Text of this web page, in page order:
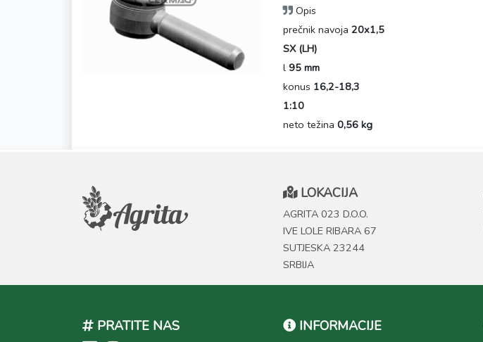
Opis
prečnik navoja 20x1,5
SX (LH)
l 95 mm
konus 16,2-18,3
1:10
neto težina 0,56 kg
LOKACIJA
AGRITA 023 D.O.O.
IVE LOLE RIBARA 67
SUTJESKA 23244
SRBIJA
PRATITE NAS INFORMACIJE